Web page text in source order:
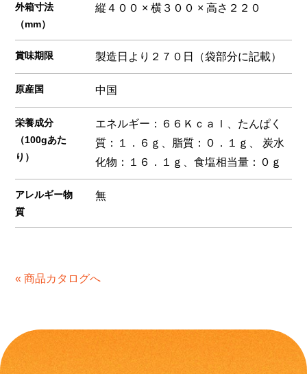
外箱寸法
（mm）
縦４００ × 横３００ × 高さ２２０
賞味期限 製造日より２７０日（袋部分に記載）
原産国 中国
栄養成分
（100gあた
り）
エネルギー：６６Ｋｃａｌ、たんぱく
質：１．６ｇ、脂質：０．１ｇ、 炭水
化物：１６．１ｇ、食塩相当量：０ｇ
アレルギー物
質
無
« 商品カタログへ